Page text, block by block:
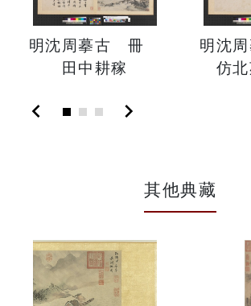
明沈周摹古 冊
田中耕稼
明沈
仿
chevron_left chevron_right
其他典藏